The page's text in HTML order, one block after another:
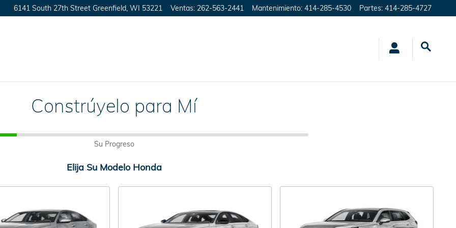
6141 South 27th Street Greenfield WI 53221 Ventas: 262-563-2441 Mantenimiento: 414-285-4530 Partes: 414-285-4727
Constrúyelo para Mí
Su Progreso
Elija Su Modelo Honda